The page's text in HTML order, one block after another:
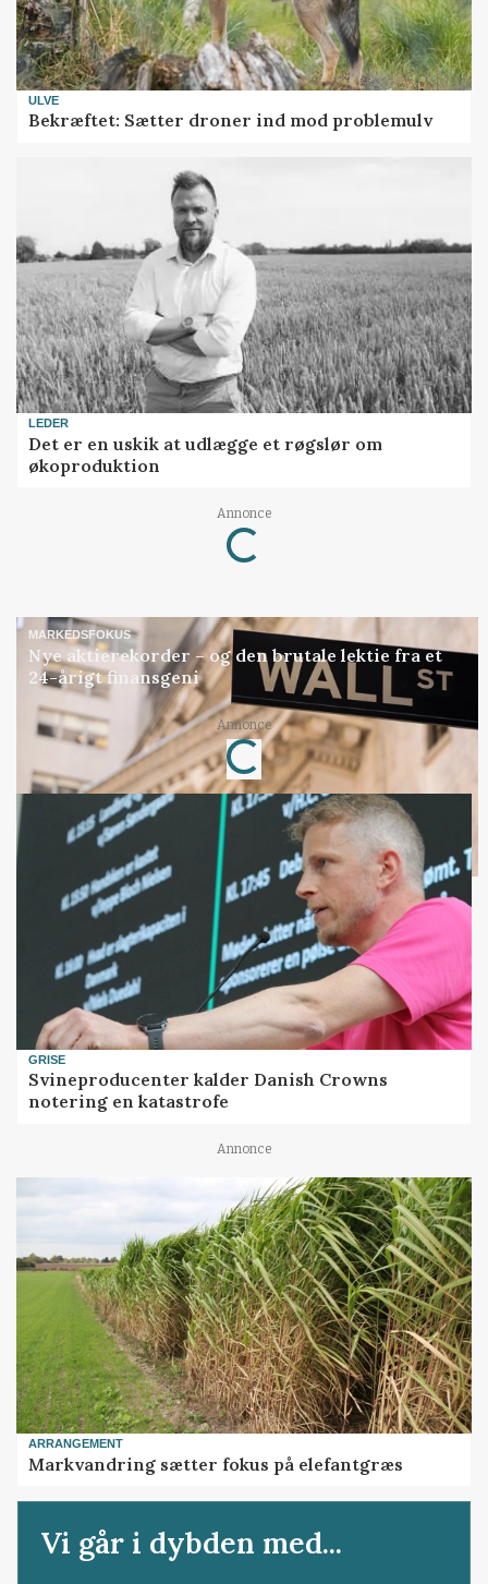
ULVE
Bekræftet: Sætter droner ind mod problemulv
LEDER
Det er en uskik at udlægge et røgslør om
økoproduktion
Annonce
Loading...
MARKEDSFOKUS
Nye aktierekorder – og den brutale lektie fra et
24-årigt finansgeni
Annonce
Loading...
GRISE
Svineproducenter kalder Danish Crowns
notering en katastrofe
Annonce
ARRANGEMENT
Markvandring sætter fokus på elefantgræs
Vi går i dybden med...